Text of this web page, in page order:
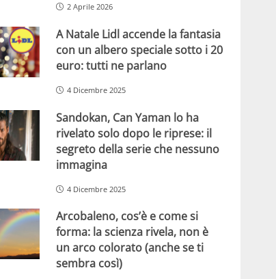
2 Aprile 2026
A Natale Lidl accende la fantasia
con un albero speciale sotto i 20
euro: tutti ne parlano
4 Dicembre 2025
Sandokan, Can Yaman lo ha
rivelato solo dopo le riprese: il
segreto della serie che nessuno
immagina
4 Dicembre 2025
Arcobaleno, cos’è e come si
forma: la scienza rivela, non è
un arco colorato (anche se ti
sembra così)